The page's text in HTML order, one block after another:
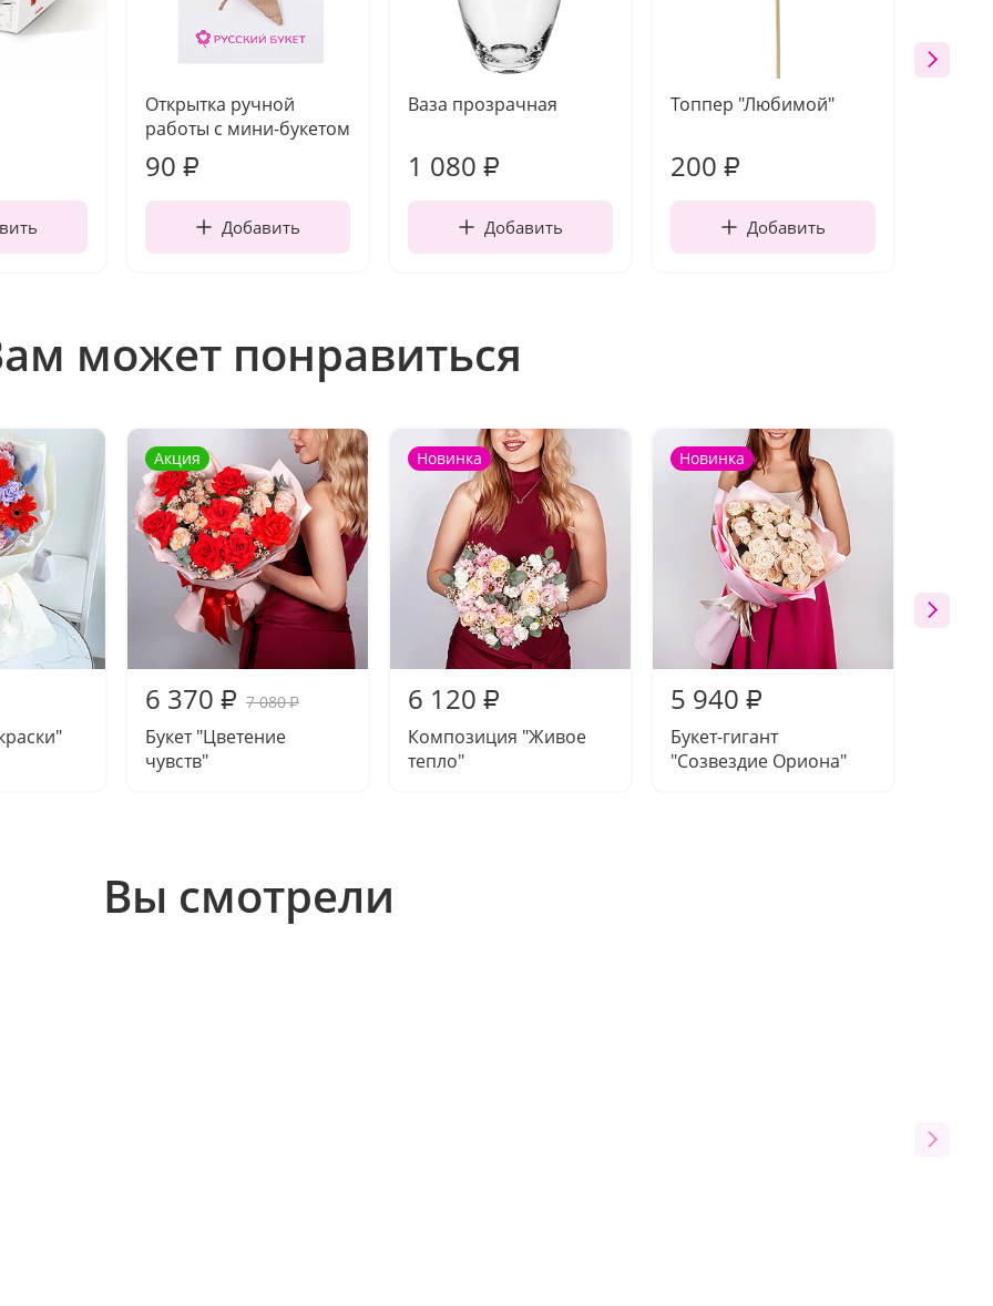
Открытка ручной
работы с мини-букетом
90 ₽
Добавить
Ваза прозрачная
1 080 ₽
Добавить
Топпер "Любимой"
200 ₽
Добавить
может понравиться
Акция
6 370 ₽ 7 080₽
Букет "Цветение
чувств"
Новинка
6 120 ₽
Композиция "Живое
тепло"
Новинка
5 940 ₽
Букет-гигант
"Созвездие Ориона"
Вы смотрели